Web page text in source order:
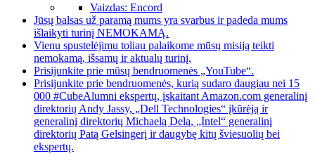
Vaizdas: Encord
Jūsų balsas už paramą mums yra svarbus ir padeda mums
išlaikyti turinį NEMOKAMĄ.
Vienu spustelėjimu toliau palaikome mūsų misiją teikti
nemokamą, išsamų ir aktualų turinį.
Prisijunkite prie mūsų bendruomenės „YouTube“.
Prisijunkite prie bendruomenės, kurią sudaro daugiau nei 15
000 #CubeAlumni ekspertų, įskaitant Amazon.com generalinį
direktorių Andy Jassy, ​​„Dell Technologies“ įkūrėją ir
generalinį direktorių Michaelą Delą, „Intel“ generalinį
direktorių Patą Gelsingerį ir daugybę kitų šviesuolių bei
ekspertų.